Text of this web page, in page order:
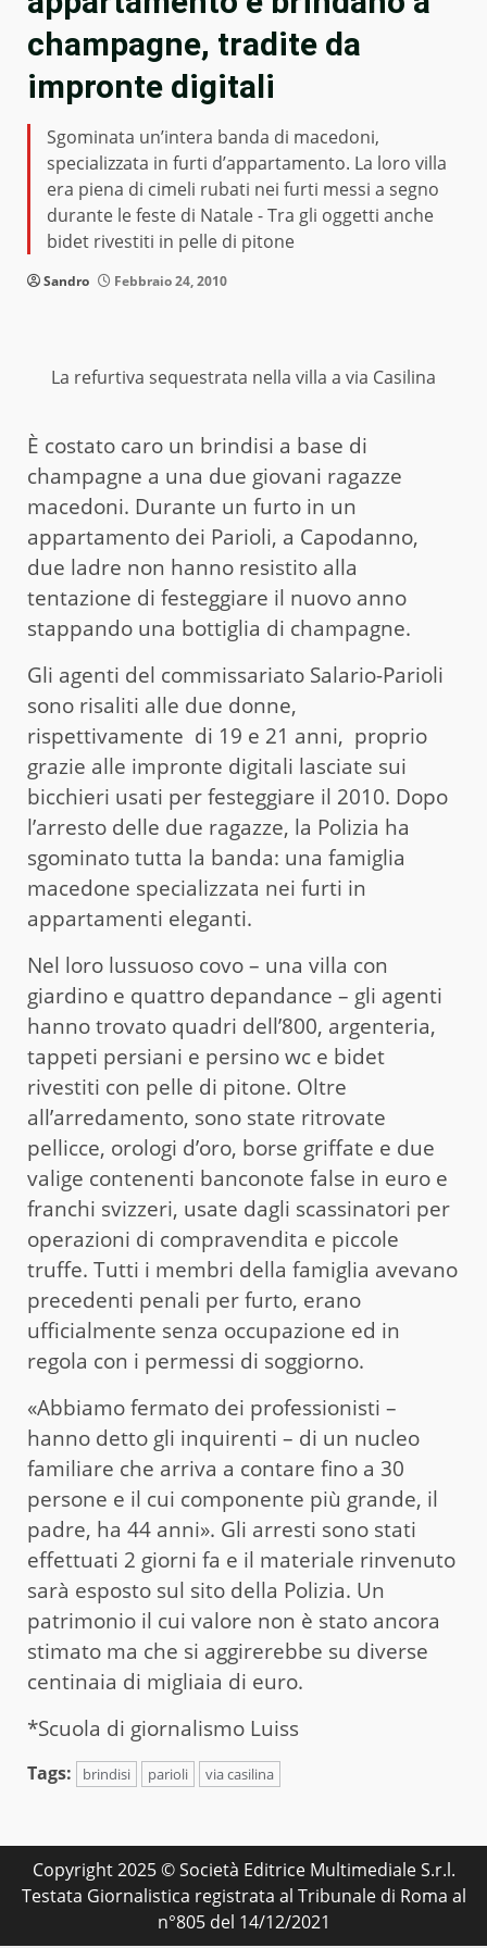
champagne, tradite da
impronte digitali
Sgominata un’intera banda di macedoni,
specializzata in furti d’appartamento. La loro villa
era piena di cimeli rubati nei furti messi a segno
durante le feste di Natale - Tra gli oggetti anche
bidet rivestiti in pelle di pitone
Sandro Febbraio 24, 2010
La refurtiva sequestrata nella villa a via Casilina
È costato caro un brindisi a base di
champagne a una due giovani ragazze
macedoni. Durante un furto in un
appartamento dei Parioli, a Capodanno,
due ladre non hanno resistito alla
tentazione di festeggiare il nuovo anno
stappando una bottiglia di champagne.
Gli agenti del commissariato Salario-Parioli
sono risaliti alle due donne,
rispettivamente di 19 e 21 anni, proprio
grazie alle impronte digitali lasciate sui
bicchieri usati per festeggiare il 2010. Dopo
l’arresto delle due ragazze, la Polizia ha
sgominato tutta la banda: una famiglia
macedone specializzata nei furti in
appartamenti eleganti.
Nel loro lussuoso covo – una villa con
giardino e quattro depandance – gli agenti
hanno trovato quadri dell’800, argenteria,
tappeti persiani e persino wc e bidet
rivestiti con pelle di pitone. Oltre
all’arredamento, sono state ritrovate
pellicce, orologi d’oro, borse griffate e due
valige contenenti banconote false in euro e
franchi svizzeri, usate dagli scassinatori per
operazioni di compravendita e piccole
truffe. Tutti i membri della famiglia avevano
precedenti penali per furto, erano
ufficialmente senza occupazione ed in
regola con i permessi di soggiorno.
«Abbiamo fermato dei professionisti –
hanno detto gli inquirenti – di un nucleo
familiare che arriva a contare fino a 30
persone e il cui componente più grande, il
padre, ha 44 anni». Gli arresti sono stati
effettuati 2 giorni fa e il materiale rinvenuto
sarà esposto sul sito della Polizia. Un
patrimonio il cui valore non è stato ancora
stimato ma che si aggirerebbe su diverse
centinaia di migliaia di euro.
*Scuola di giornalismo Luiss
Tags: brindisi parioli via casilina
Copyright 2025 © Società Editrice Multimediale S.r.l.
Testata Giornalistica registrata al Tribunale di Roma al
n°805 del 14/12/2021